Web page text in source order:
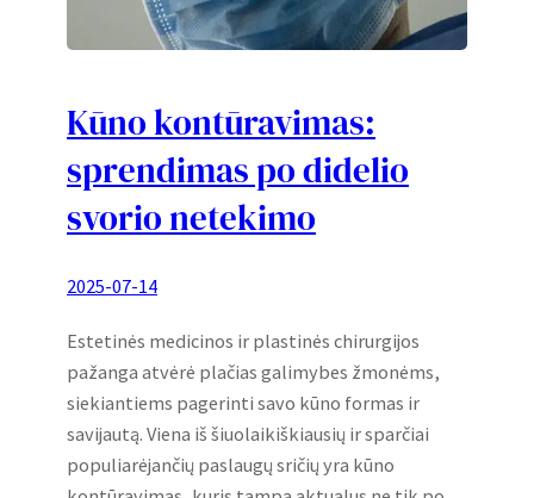
Kūno kontūravimas:
sprendimas po didelio
svorio netekimo
2025-07-14
Estetinės medicinos ir plastinės chirurgijos
pažanga atvėrė plačias galimybes žmonėms,
siekiantiems pagerinti savo kūno formas ir
savijautą. Viena iš šiuolaikiškiausių ir sparčiai
populiarėjančių paslaugų sričių yra kūno